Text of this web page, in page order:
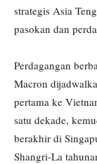
strategis Asia
pasokan dan
Perdagangan
Macron
pertama ke
satu dekade,
berakhir di
Shangri-La